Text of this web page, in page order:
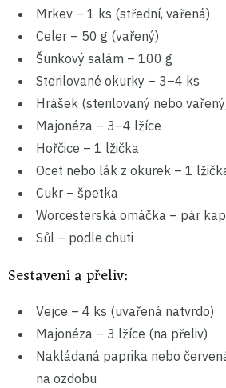
Mrkev – 1 ks (střední, vařená)
Celer – 50 g (vařený)
Šunkový salám – 100 g
Sterilované okurky – 3–4 ks
Hrášek (sterilovaný nebo
Majonéza – 3–4 lžíce
Hořčice – 1 lžička
Ocet nebo lák z okurek – 1
Cukr – špetka
Worcesterská omáčka – pár
Sůl – podle chuti
Sestavení a přeliv:
Vejce – 4 ks (uvařená natvrdo)
Majonéza – 3 lžíce (na přeliv)
Nakládaná paprika nebo
na ozdobu